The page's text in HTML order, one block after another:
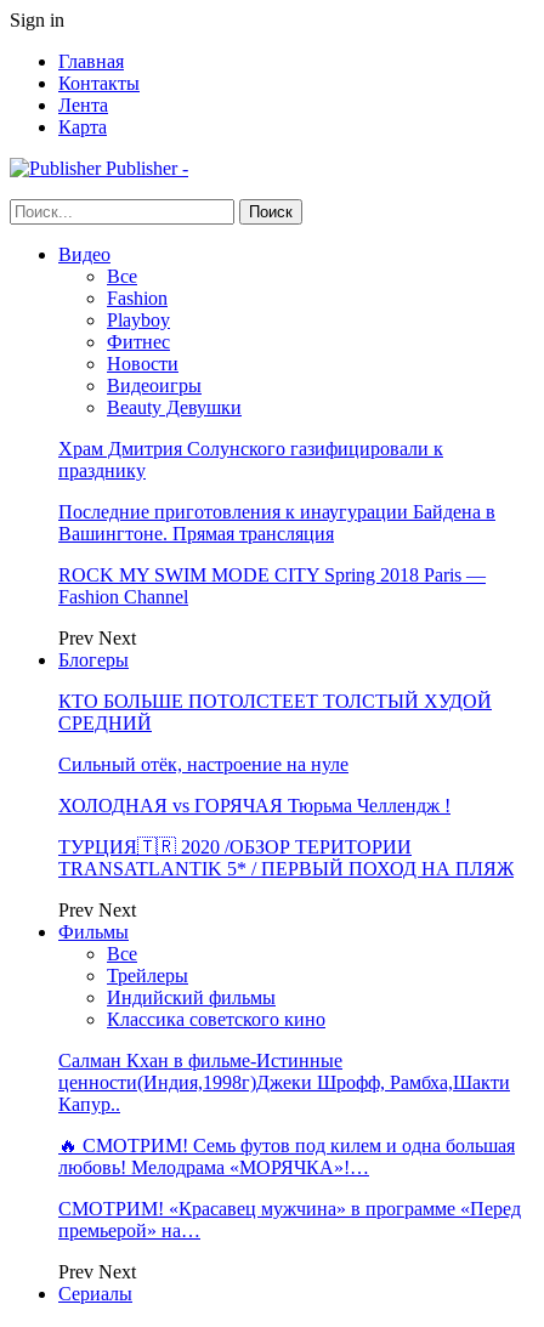
Sign in
Главная
Контакты
Лента
Карта
Publisher -
Видео
Все
Fashion
Playboy
Фитнес
Новости
Видеоигры
Beauty Девушки
Храм Дмитрия Солунского газифицировали к
празднику
Последние приготовления к инаугурации Байдена в
Вашингтоне. Прямая трансляция
ROCK MY SWIM MODE CITY Spring 2018 Paris —
Fashion Channel
Prev Next
Блогеры
КТО БОЛЬШЕ ПОТОЛСТЕЕТ ТОЛСТЫЙ ХУДОЙ
СРЕДНИЙ
Сильный отёк, настроение на нуле
ХОЛОДНАЯ vs ГОРЯЧАЯ Тюрьма Челлендж !
ТУРЦИЯ🇹🇷 2020 /ОБЗОР ТЕРИТОРИИ
TRANSATLANTIK 5* / ПЕРВЫЙ ПОХОД НА ПЛЯЖ
Prev Next
Фильмы
Все
Трейлеры
Индийский фильмы
Классика советского кино
Салман Кхан в фильме-Истинные
ценности(Индия,1998г)Джеки Шрофф, Рамбха,Шакти
Капур..
🔥 СМОТРИМ! Семь футов под килем и одна большая
любовь! Мелодрама «МОРЯЧКА»!…
СМОТРИМ! «Красавец мужчина» в программе «Перед
премьерой» на…
Prev Next
Сериалы